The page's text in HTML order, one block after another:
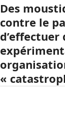
Des
contre le
«